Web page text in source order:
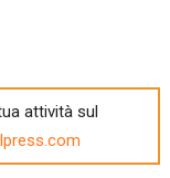
attività sul